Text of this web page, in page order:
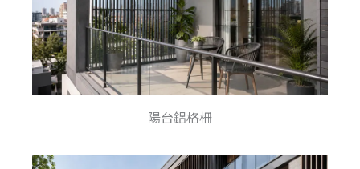
陽台鋁格柵